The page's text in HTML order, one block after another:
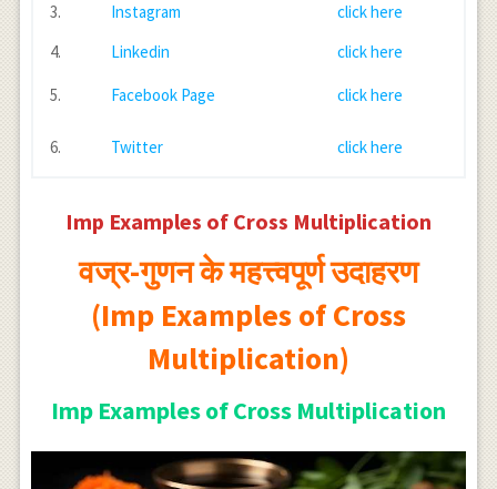
3. Instagram
click here
4.
Linkedin click here
5. Facebook Page click here
6. Twitter click here
Imp Examples of Cross Multiplication
वज्र-गुणन के महत्त्वपूर्ण उदाहरण
(Imp Examples of Cross
Multiplication)
Imp Examples of Cross Multiplication